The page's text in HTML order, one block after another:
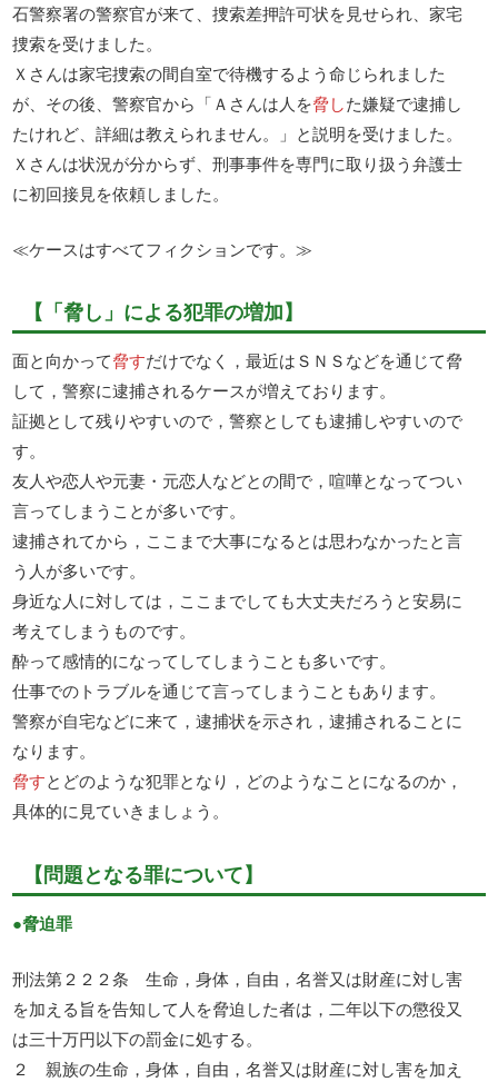
石警察署の警察官が来て、捜索差押許可状を見せられ、家宅
捜索を受けました。
Ｘさんは家宅捜索の間自室で待機するよう命じられました
が、その後、警察官から「Ａさんは人を脅した嫌疑で逮捕し
たけれど、詳細は教えられません。」と説明を受けました。
Ｘさんは状況が分からず、刑事事件を専門に取り扱う弁護士
に初回接見を依頼しました。
≪ケースはすべてフィクションです。≫
【「脅し」による犯罪の増加】
面と向かって脅すだけでなく，最近はＳＮＳなどを通じて脅
して，警察に逮捕されるケースが増えております。
証拠として残りやすいので，警察としても逮捕しやすいので
す。
友人や恋人や元妻・元恋人などとの間で，喧嘩となってつい
言ってしまうことが多いです。
逮捕されてから，ここまで大事になるとは思わなかったと言
う人が多いです。
身近な人に対しては，ここまでしても大丈夫だろうと安易に
考えてしまうものです。
酔って感情的になってしてしまうことも多いです。
仕事でのトラブルを通じて言ってしまうこともあります。
警察が自宅などに来て，逮捕状を示され，逮捕されることに
なります。
脅すとどのような犯罪となり，どのようなことになるのか，
具体的に見ていきましょう。
【問題となる罪について】
●脅迫罪
刑法第２２２条 生命，身体，自由，名誉又は財産に対し害
を加える旨を告知して人を脅迫した者は，二年以下の懲役又
は三十万円以下の罰金に処する。
２ 親族の生命，身体，自由，名誉又は財産に対し害を加え